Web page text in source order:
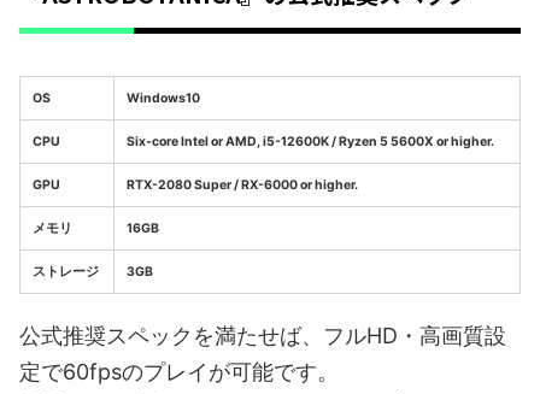
OS Windows10
CPU Six-core Intel or AMD, i5-12600K / Ryzen 5 5600X or higher.
GPU RTX-2080 Super / RX-6000 or higher.
メモリ 16GB
ストレージ 3GB
公式推奨スペックを満たせば、フルHD・高画質設
定で60fpsのプレイが可能です。